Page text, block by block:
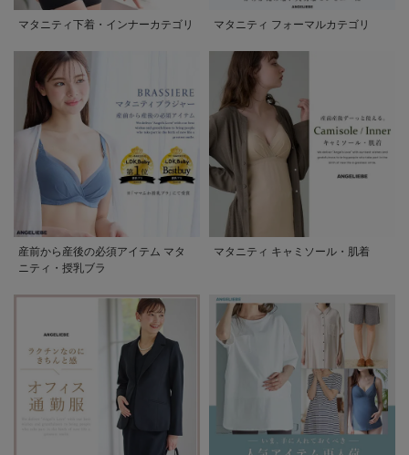
マタニティ下着・インナーカテゴリ マタニティ フォーマルカテゴリ
産前から産後の必須アイテム マタ
ニティ・授乳ブラ
マタニティ キャミソール・肌着